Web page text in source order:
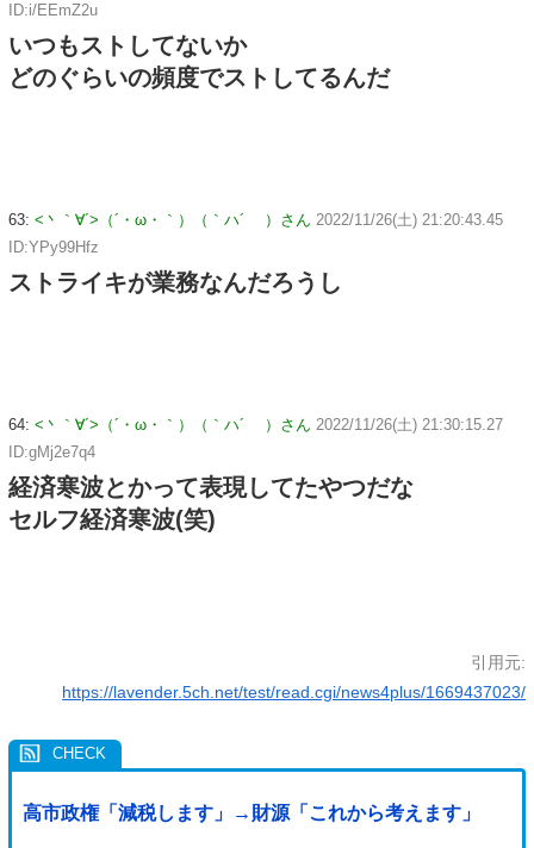
ID:i/EEmZ2u
いつもストしてないか
どのぐらいの頻度でストしてるんだ
63: <丶｀∀´>（´・ω・｀）（｀ハ´ ）さん 2022/11/26(土) 21:20:43.45
ID:YPy99Hfz
ストライキが業務なんだろうし
64: <丶｀∀´>（´・ω・｀）（｀ハ´ ）さん 2022/11/26(土) 21:30:15.27
ID:gMj2e7q4
経済寒波とかって表現してたやつだな
セルフ経済寒波(笑)
引用元:
https://lavender.5ch.net/test/read.cgi/news4plus/1669437023/
高市政権「減税します」→財源「これから考えます」